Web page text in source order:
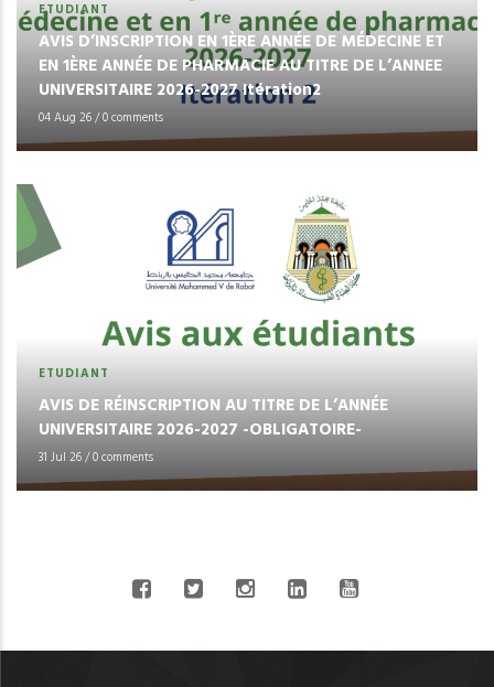
ETUDIANT
AVIS D’INSCRIPTION EN 1ÈRE ANNÉE DE MÉDECINE ET
EN 1ÈRE ANNÉE DE PHARMACIE AU TITRE DE L’ANNEE
UNIVERSITAIRE 2026-2027 Itération2
04 Aug 26/0 comments
ETUDIANT
AVIS DE RÉINSCRIPTION AU TITRE DE L’ANNÉE
UNIVERSITAIRE 2026-2027 -OBLIGATOIRE-
31 Jul 26/0 comments